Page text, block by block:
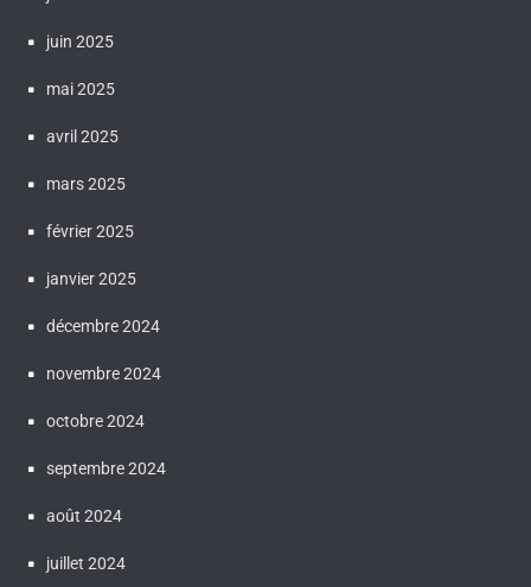
juin 2025
mai 2025
avril 2025
mars 2025
février 2025
janvier 2025
décembre 2024
novembre 2024
octobre 2024
septembre 2024
août 2024
juillet 2024